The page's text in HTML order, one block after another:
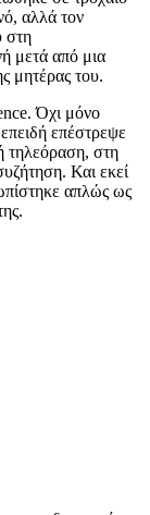
αλλά τον
στη
μετά από μια
μητέρας του.
Όχι μόνο
επέστρεψε
τηλεόραση, στη
Και εκεί
απλώς ως